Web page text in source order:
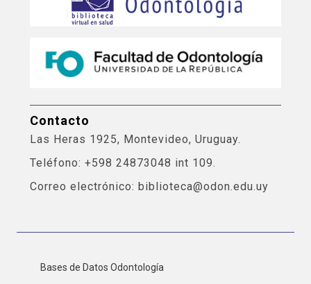
Contacto
Las Heras 1925, Montevideo, Uruguay.
Teléfono: +598 24873048 int 109.
Correo electrónico: biblioteca@odon.edu.uy
Bases de Datos Odontología